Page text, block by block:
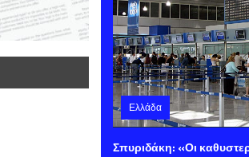
Ελλάδα
Πέμπτη 06 Αυγούστου
Σπυριδάκη: «Οι